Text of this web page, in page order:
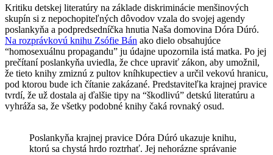
Kritiku detskej literatúry na základe diskriminácie menšinových
skupín si z nepochopiteľných dôvodov vzala do svojej agendy
poslankyňa a podpredsedníčka hnutia Naša domovina Dóra Dúró.
Na rozprávkovú knihu Zsófie Bán ako dielo obsahujúce
“homosexuálnu propagandu” ju údajne upozornila istá matka. Po jej
prečítaní poslankyňa uviedla, že chce upraviť zákon, aby umožnil,
že tieto knihy zmiznú z pultov kníhkupectiev a určil vekovú hranicu,
pod ktorou bude ich čítanie zakázané. Predstaviteľka krajnej pravice
tvrdí, že už dostala aj ďalšie tipy na “škodlivú” detskú literatúru a
vyhráža sa, že všetky podobné knihy čaká rovnaký osud.
Poslankyňa krajnej pravice Dóra Dúró ukazuje knihu,
ktorú sa chystá hrdo roztrhať. Jej nehorázne správanie